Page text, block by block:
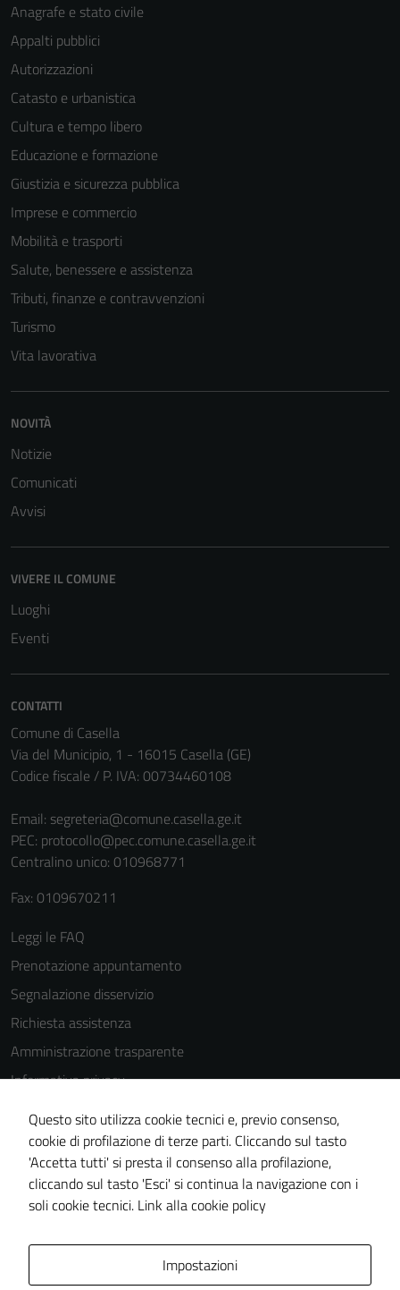
Anagrafe e stato civile
Appalti pubblici
Autorizzazioni
Catasto e urbanistica
Cultura e tempo libero
Educazione e formazione
Giustizia e sicurezza pubblica
Imprese e commercio
Mobilità e trasporti
Salute, benessere e assistenza
Tributi, finanze e contravvenzioni
Turismo
Vita lavorativa
NOVITÀ
Notizie
Comunicati
Avvisi
VIVERE IL COMUNE
Luoghi
Eventi
CONTATTI
Comune di Casella
Via del Municipio, 1 - 16015 Casella (GE)
Codice fiscale / P. IVA: 00734460108
Email: segreteria@comune.casella.ge.it
PEC: protocollo@pec.comune.casella.ge.it
Centralino unico: 010968771
Fax: 0109670211
Leggi le FAQ
Prenotazione appuntamento
Segnalazione disservizio
Richiesta assistenza
Amministrazione trasparente
Informativa privacy
Cookie Policy
Note legali
Dichiarazione di accessibilità
Piano di miglioramento del sito
Questo sito utilizza cookie tecnici e, previo consenso,
cookie di profilazione di terze parti. Cliccando sul tasto
'Accetta tutti' si presta il consenso alla profilazione,
cliccando sul tasto 'Esci' si continua la navigazione con i
soli cookie tecnici. Link alla cookie policy
Impostazioni
Tecnici
Questi cookie
per il
funzionamento
Questi cookie
sono
impostati da
una serie di
servizi esterni
(si veda la
estesa per i
dettagli) e